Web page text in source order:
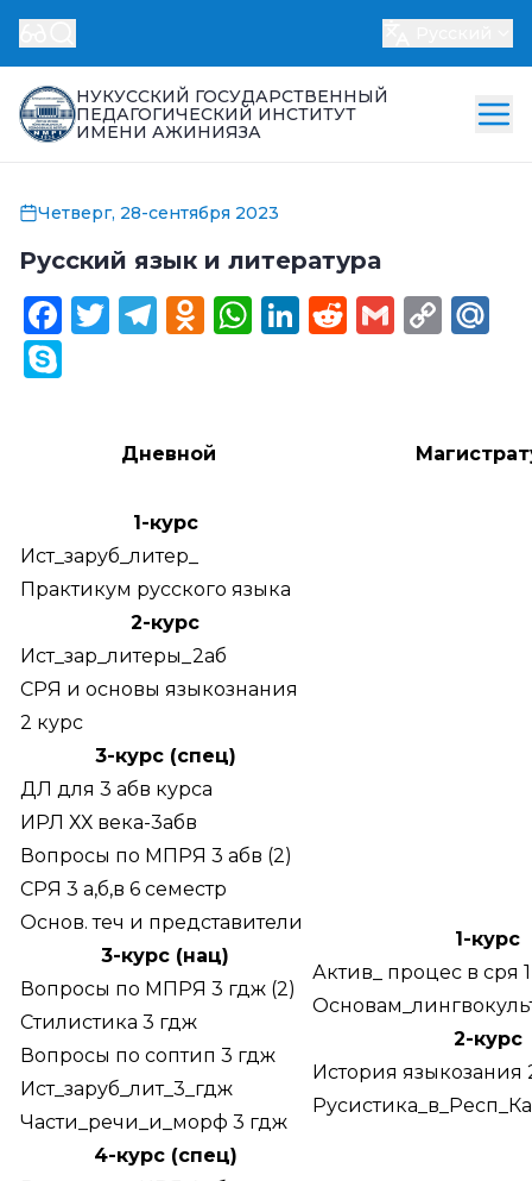
НУКУССКИЙ ГОСУДАРСТВЕННЫЙ
ПЕДАГОГИЧЕСКИЙ ИНСТИТУТ
ИМЕНИ АЖИНИЯЗА
Четверг, 28-сентября 2023
Русский язык и литература
Facebook
Twitter
Telegram
Odnoklassniki
WhatsApp
LinkedIn
Reddit
Gmail
Дневной
1-курс
Ист_заруб_литер_
Практикум русского языка
2-курс
Ист_зар_литеры_2аб
СРЯ и основы языкознания
2 курс
3-курс (спец)
ДЛ для 3 абв курса
ИРЛ ХХ века-3абв
Вопросы по МПРЯ 3 абв (2)
СРЯ 3 а,б,в 6 семестр
Основ. теч и представители
3-курс (нац)
Вопросы по МПРЯ 3 гдж (2)
Стилистика 3 гдж
Вопросы по соптип 3 гдж
Ист_заруб_лит_3_гдж
Части_речи_и_морф 3 гдж
4-курс (спец)
1-курс
Актив_ процес в сря
2-курс
История языкозания